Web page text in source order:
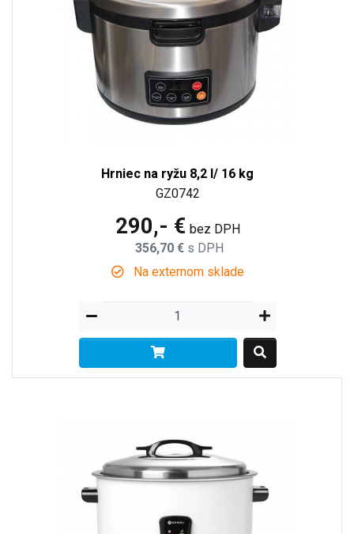
Hrniec na ryžu 8,2 l/ 16 kg
GZ0742
290,- € bez DPH
356,70 € s DPH
Na externom sklade